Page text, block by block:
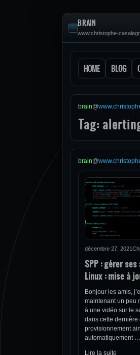
BRAIN
www.christophe-
HOME BLOG
brain@
Tag:
brain@
décembre 27, 2021
SPP : gérer
Linux : mise à
Bonjour les amis,
maintenant un peu
à une vidéo sur le
dans cette dernière
provisionnement
automatiquement …
Lire la suite